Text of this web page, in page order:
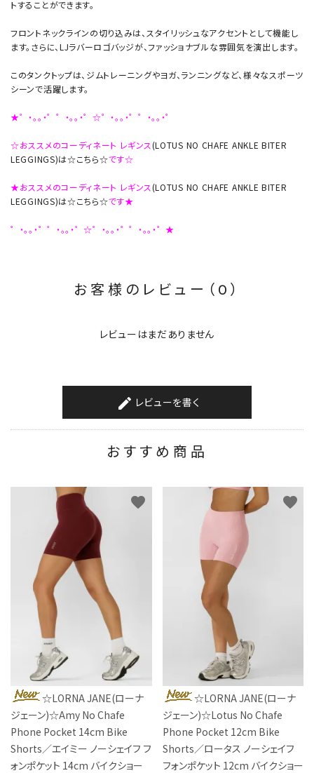
トすることができます。
フロントネックラインの切り込みは、スタイリッシュなアクセントとして機能し
ます。さらに、LJラバーロゴバッジが、ファッショナブルな雰囲気を演出します。
このタンクトップは、ジムトレーニングやヨガ、ランニングなど、様々なスポーツ
シーンで活躍します。
★゜・。。・゜゜・。。・゜☆゜・。。・゜゜・。。・゜
☆おススメのコーディネート レギンス(LOTUS NO CHAFE ANKLE BITER
LEGGINGS)は☆こちら☆です☆
★おススメのコーディネート レギンス(LOTUS NO CHAFE ANKLE BITER
LEGGINGS)は☆こちら☆です★
゜・。。・゜゜・。。・゜☆゜・。。・゜゜・。。・゜★
お客様のレビュー（0）
レビューはまだありません
create レビューを書く
おすすめ商品
☆LORNA JANE(ローナ
ジェーン)☆Amy No Chafe
Phone Pocket 14cm Bike
Shorts／エイミー ノーシェイフ フ
ォンポケット 14cm バイクショー
favorite
☆LORNA JANE(ローナ
ジェーン)☆Lotus No Chafe
Phone Pocket 12cm Bike
Shorts／ロータス ノーシェイフ
フォンポケット 12cm バイクショー
favorite